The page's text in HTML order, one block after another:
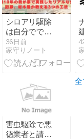
シロアリ駆除
は自分ででき
る？DIYの方
法・必要な道
具・プロに任
解説
36日前
家守りノート
害虫駆除で悪
徳業者と請求